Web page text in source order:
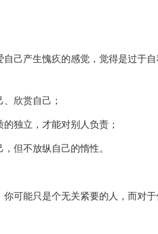
己产生愧疚的感觉，觉得是过于
欣赏自己；
独立，才能对别人负责；
但不放纵自己的惰性。
可能只是个无关紧要的人，而对于